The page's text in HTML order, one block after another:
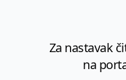
Za nastavak
na